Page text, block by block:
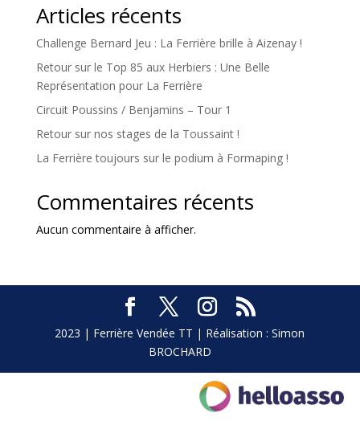
Articles récents
Challenge Bernard Jeu : La Ferrière brille à Aizenay !
Retour sur le Top 85 aux Herbiers : Une Belle
Représentation pour La Ferrière
Circuit Poussins / Benjamins – Tour 1
Retour sur nos stages de la Toussaint !
La Ferrière toujours sur le podium à Formaping !
Commentaires récents
Aucun commentaire à afficher.
2023 | Ferrière Vendée TT | Réalisation : Simon
BROCHARD